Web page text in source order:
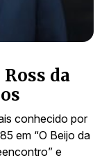
da
conhecido por
em “O Beijo da
e